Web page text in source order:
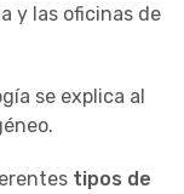
y las oficinas de
se explica al
tipos de